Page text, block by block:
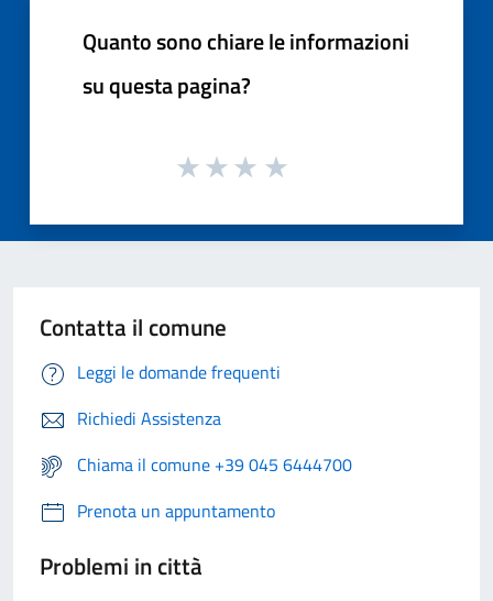
Quanto sono chiare le informazioni
su questa pagina?
Contatta il comune
Leggi le domande frequenti
Richiedi Assistenza
Chiama il comune +39 045 6444700
Prenota un appuntamento
Problemi in città